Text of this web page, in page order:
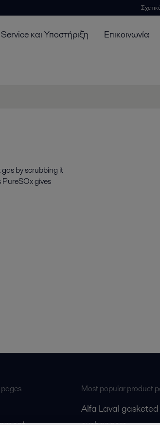
Service και Υποστήριξη Επικοινωνία
gas by scrubbing it
gives
Most popular product
Alfa Laval
exchangers